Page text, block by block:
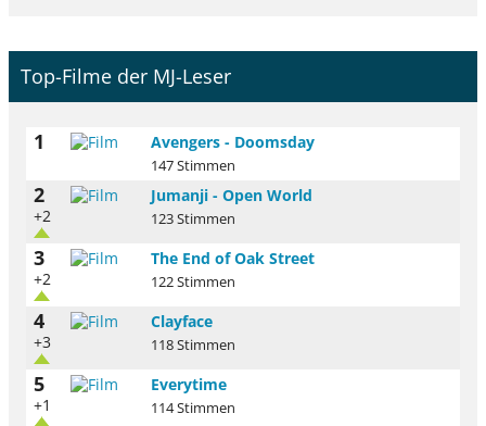
Top-Filme der MJ-Leser
1 Avengers - Doomsday
147 Stimmen
2
+2
Jumanji - Open World
123 Stimmen
3
+2
The End of Oak Street
122 Stimmen
4
+3
Clayface
118 Stimmen
5
+1
Everytime
114 Stimmen